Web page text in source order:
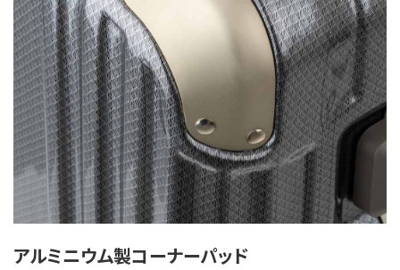
アルミニウム製コーナーパッド